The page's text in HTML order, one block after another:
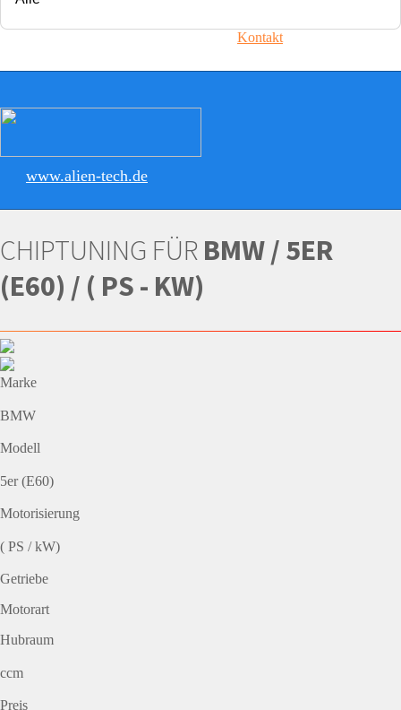
Kontakt
www.alien-tech.de
CHIPTUNING FÜR BMW / 5ER
(E60) / ( PS - KW)
Marke
BMW
Modell
5er (E60)
Motorisierung
( PS / kW)
Getriebe
Motorart
Hubraum
ccm
Preis